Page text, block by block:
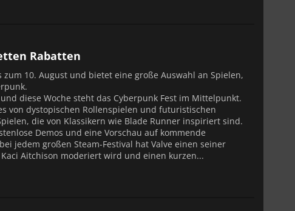
Rabatten
10. August und bietet eine große Auswahl an Spielen,
diese Woche steht das Cyberpunk Fest im Mittelpunkt.
von dystopischen Rollenspielen und futuristischen
die von Klassikern wie Blade Runner inspiriert sind.
Demos und eine Vorschau auf kommende
jedem großen Steam-Festival hat Valve einen seiner
Aitchison moderiert wird und einen kurzen...